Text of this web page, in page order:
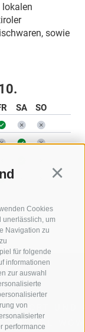
Cookies
unerlässlich, um
Navigation zu
für folgende
informationen
zur auswahl
von
performance
lokalen
sowie
SA
SO
SPORT UND
MENGE